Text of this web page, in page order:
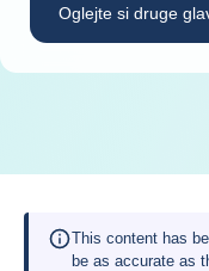
Oglejte si druge
This content has
be as accurate as